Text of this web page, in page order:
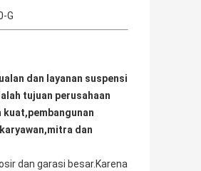
G
dan layanan suspensi
tujuan perusahaan
dan
dan garasi besar.Karena